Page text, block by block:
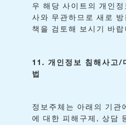
우 해당 사이트의 개인
사와 무관하므로 새로 방
책을 검토해 보시기 바랍
11. 개인정보 침해사고/
법
정보주체는 아래의 기관
에
대한 피해구제 , 상담